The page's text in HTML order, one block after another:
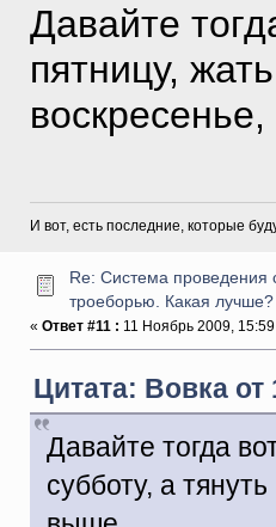
Давайте
пятницу,
И вот, есть последние, которые
Re: Система проведения
троеборью. Какая лучше?
« Ответ #11 : 11 Ноябрь 2009,
Цитата: Вовка от
Давайте тогда
субботу, а